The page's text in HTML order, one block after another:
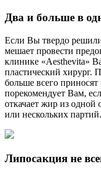
Два и больше в
Если Вы твердо
мешает провести
клинике «Aesthevita»
пластический хирург.
больше всего приносят
порекомендует Вам,
откачает жир из одной
или нескольких партий.
Липосакция не